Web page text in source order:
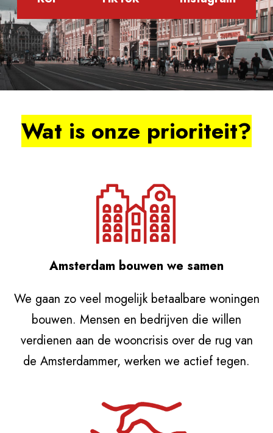
Wat is onze prioriteit?
Amsterdam bouwen we samen
We gaan zo veel mogelijk betaalbare woningen
bouwen. Mensen en bedrijven die willen
verdienen aan de wooncrisis over de rug van
de Amsterdammer, werken we actief tegen.